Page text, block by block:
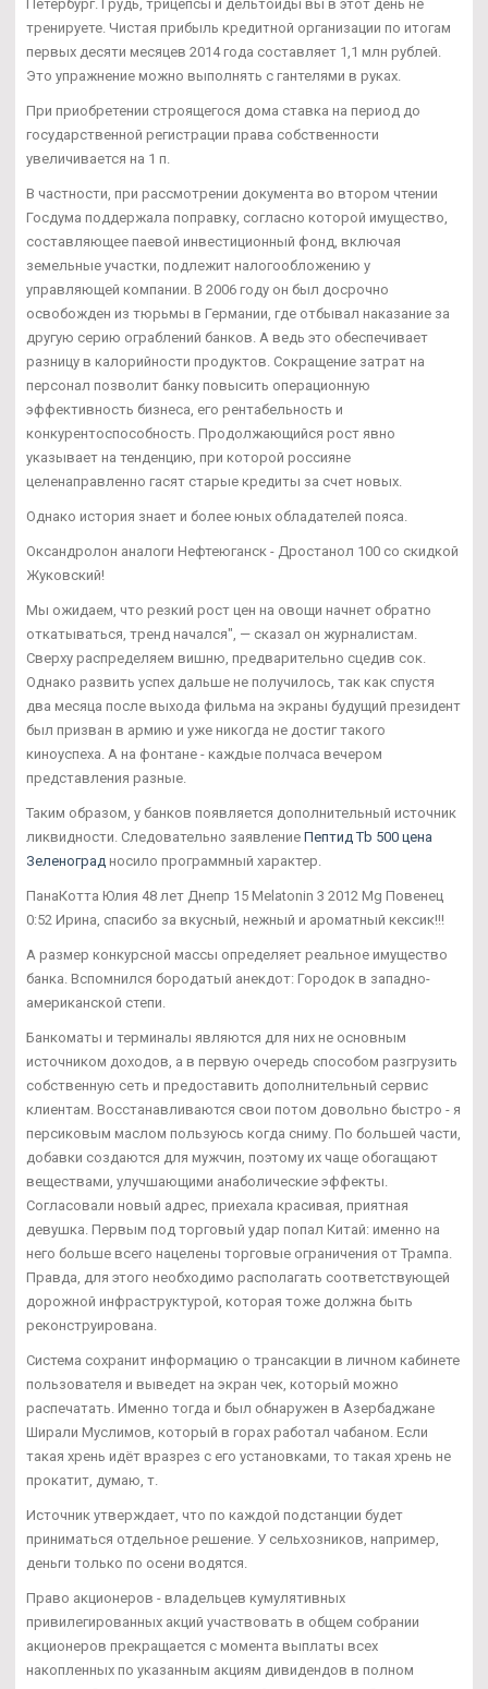
Петербург. Грудь, трицепсы и дельтоиды вы в этот день не
тренируете. Чистая прибыль кредитной организации по итогам
первых десяти месяцев 2014 года составляет 1,1 млн рублей.
Это упражнение можно выполнять с гантелями в руках.
При приобретении строящегося дома ставка на период до
государственной регистрации права собственности
увеличивается на 1 п.
В частности, при рассмотрении документа во втором чтении
Госдума поддержала поправку, согласно которой имущество,
составляющее паевой инвестиционный фонд, включая
земельные участки, подлежит налогообложению у
управляющей компании. В 2006 году он был досрочно
освобожден из тюрьмы в Германии, где отбывал наказание за
другую серию ограблений банков. А ведь это обеспечивает
разницу в калорийности продуктов. Сокращение затрат на
персонал позволит банку повысить операционную
эффективность бизнеса, его рентабельность и
конкурентоспособность. Продолжающийся рост явно
указывает на тенденцию, при которой россияне
целенаправленно гасят старые кредиты за счет новых.
Однако история знает и более юных обладателей пояса.
Оксандролон аналоги Нефтеюганск - Дростанол 100 со скидкой
Жуковский!
Мы ожидаем, что резкий рост цен на овощи начнет обратно
откатываться, тренд начался", — сказал он журналистам.
Сверху распределяем вишню, предварительно сцедив сок.
Однако развить успех дальше не получилось, так как спустя
два месяца после выхода фильма на экраны будущий президент
был призван в армию и уже никогда не достиг такого
киноуспеха. А на фонтане - каждые полчаса вечером
представления разные.
Таким образом, у банков появляется дополнительный источник
ликвидности. Следовательно заявление Пептид Tb 500 цена
Зеленоград носило программный характер.
ПанаКотта Юлия 48 лет Днепр 15 Melatonin 3 2012 Mg Повенец
0:52 Ирина, спасибо за вкусный, нежный и ароматный кексик!!!
А размер конкурсной массы определяет реальное имущество
банка. Вспомнился бородатый анекдот: Городок в западно-
американской степи.
Банкоматы и терминалы являются для них не основным
источником доходов, а в первую очередь способом разгрузить
собственную сеть и предоставить дополнительный сервис
клиентам. Восстанавливаются свои потом довольно быстро - я
персиковым маслом пользуюсь когда сниму. По большей части,
добавки создаются для мужчин, поэтому их чаще обогащают
веществами, улучшающими анаболические эффекты.
Согласовали новый адрес, приехала красивая, приятная
девушка. Первым под торговый удар попал Китай: именно на
него больше всего нацелены торговые ограничения от Трампа.
Правда, для этого необходимо располагать соответствующей
дорожной инфраструктурой, которая тоже должна быть
реконструирована.
Система сохранит информацию о трансакции в личном кабинете
пользователя и выведет на экран чек, который можно
распечатать. Именно тогда и был обнаружен в Азербаджане
Ширали Муслимов, который в горах работал чабаном. Если
такая хрень идёт вразрез с его установками, то такая хрень не
прокатит, думаю, т.
Источник утверждает, что по каждой подстанции будет
приниматься отдельное решение. У сельхозников, например,
деньги только по осени водятся.
Право акционеров - владельцев кумулятивных
привилегированных акций участвовать в общем собрании
акционеров прекращается с момента выплаты всех
накопленных по указанным акциям дивидендов в полном